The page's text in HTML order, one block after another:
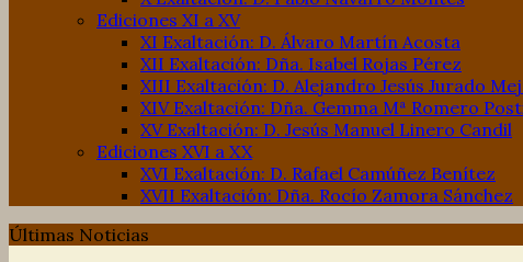
Ediciones XI a XV
XI Exaltación: D. Álvaro Martín Acosta
XII Exaltación: Dña. Isabel Rojas Pérez
XIII Exaltación: D. Alejandro Jesús Jurado
XIV Exaltación: Dña. Gemma Mª Romero
XV Exaltación: D. Jesús Manuel Linero Candil
Ediciones XVI a XX
XVI Exaltación: D. Rafael Camúñez Benítez
XVII Exaltación: Dña. Rocío Zamora Sánchez
Últimas Noticias